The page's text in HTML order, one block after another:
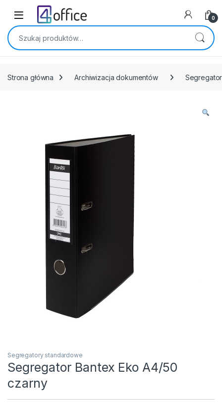
Skip to navigation
Skip to content
0
Szukaj:
Strona główna Archiwizacja dokumentów
Segregatory standardowe
Segregator Bantex Eko A4/50
czarny